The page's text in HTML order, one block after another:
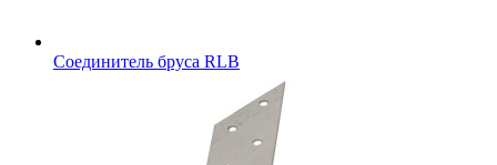
Соединитель бруса RLB